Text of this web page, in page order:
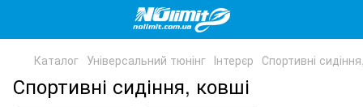
Каталог Універсальний тюнінг Інтерєр Спортивні
Спортивні сидіння, ковші